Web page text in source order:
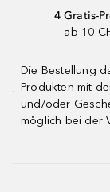
4 Gratis-
ab 10
¹
Die Bestellung
Produkten mit
und/oder
möglich bei der